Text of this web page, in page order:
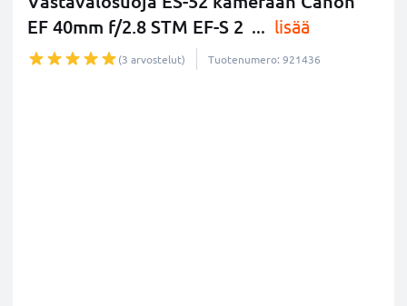
EF 40mm f/2.8 STM EF-S 2 ... lisää
(3 arvostelut) Tuotenumero: 921436